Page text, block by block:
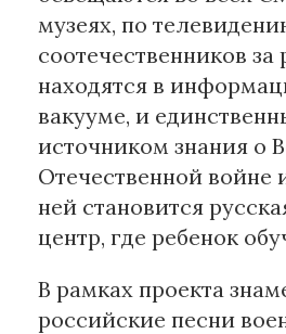
музеях, по
соотечественников
находятся в
вакууме, и
источником знания о
Отечественной войне
ней становится
центр, где ребенок
В рамках проекта
российские песни